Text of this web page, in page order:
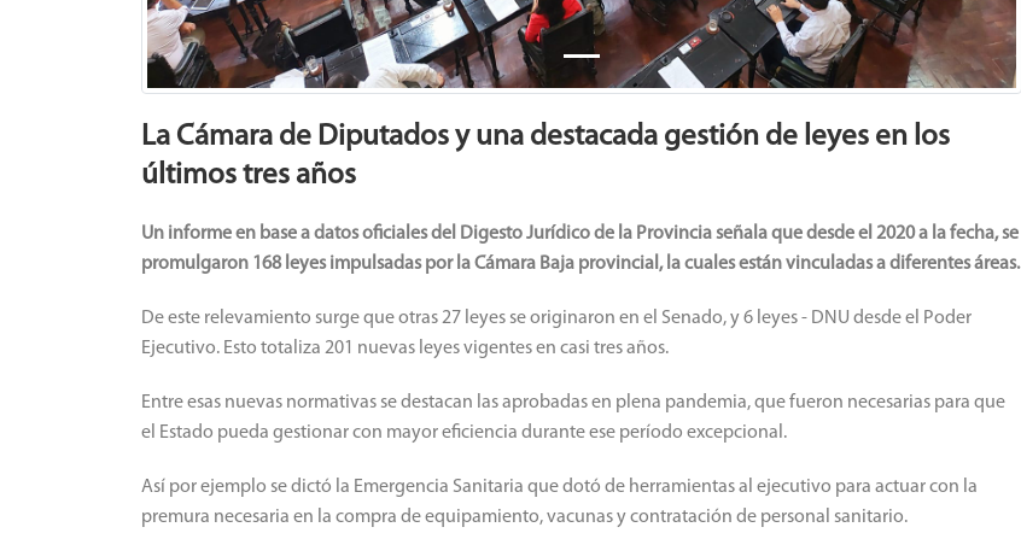
La Cámara de Diputados y una destacada gestión de leyes en los
últimos tres años
Un informe en base a datos oficiales del Digesto Jurídico de la Provincia señala que desde el 2020 a la fecha, se
promulgaron 168 leyes impulsadas por la Cámara Baja provincial, la cuales están vinculadas a diferentes áreas.
De este relevamiento surge que otras 27 leyes se originaron en el Senado, y 6 leyes - DNU desde el Poder
Ejecutivo. Esto totaliza 201 nuevas leyes vigentes en casi tres años.
Entre esas nuevas normativas se destacan las aprobadas en plena pandemia, que fueron necesarias para que
el Estado pueda gestionar con mayor eficiencia durante ese período excepcional.
Así por ejemplo se dictó la Emergencia Sanitaria que dotó de herramientas al ejecutivo para actuar con la
premura necesaria en la compra de equipamiento, vacunas y contratación de personal sanitario.